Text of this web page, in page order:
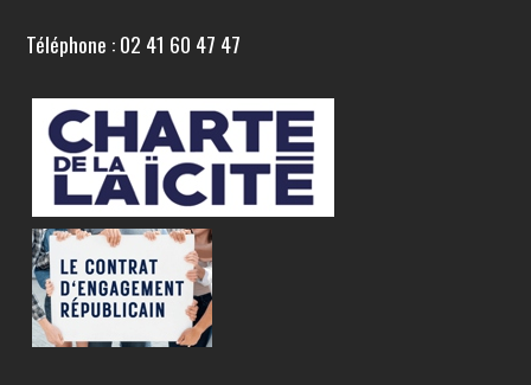
Téléphone : 02 41 60 47 47